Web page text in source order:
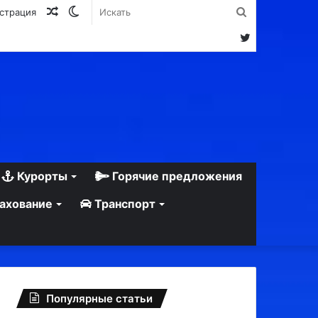
Switch
Случайная
Twitter
Курорты
Горячие предложения
Транспорт
Популярные статьи